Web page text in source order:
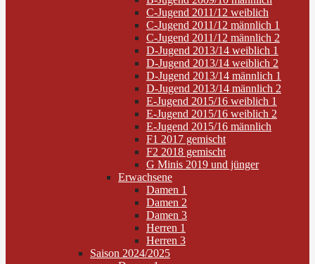
C-Jugend 2011/12 weiblich
C-Jugend 2011/12 männlich 1
C-Jugend 2011/12 männlich 2
D-Jugend 2013/14 weiblich 1
D-Jugend 2013/14 weiblich 2
D-Jugend 2013/14 männlich 1
D-Jugend 2013/14 männlich 2
E-Jugend 2015/16 weiblich 1
E-Jugend 2015/16 weiblich 2
E-Jugend 2015/16 männlich
F1 2017 gemischt
F2 2018 gemischt
G Minis 2019 und jünger
Erwachsene
Damen 1
Damen 2
Damen 3
Herren 1
Herren 3
Saison 2024/2025